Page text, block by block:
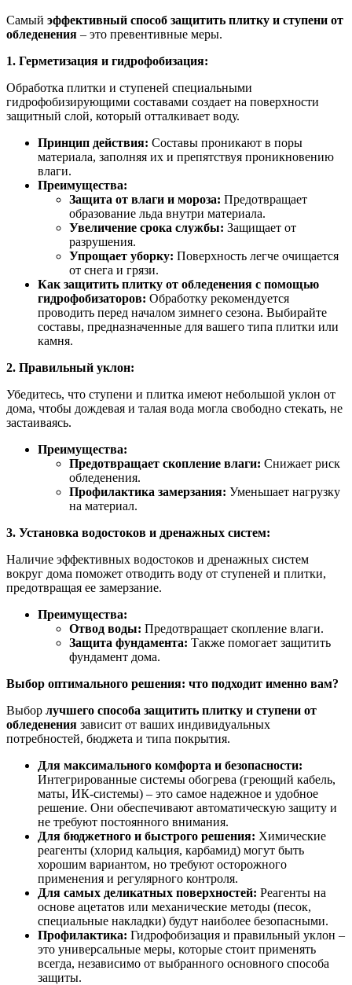
Самый эффективный способ защитить плитку и ступени от
обледенения – это превентивные меры.
1. Герметизация и гидрофобизация:
Обработка плитки и ступеней специальными
гидрофобизирующими составами создает на поверхности
защитный слой, который отталкивает воду.
Принцип действия: Составы проникают в поры
материала, заполняя их и препятствуя проникновению
влаги.
Преимущества:
Защита от влаги и мороза: Предотвращает
образование льда внутри материала.
Увеличение срока службы: Защищает от
разрушения.
Упрощает уборку: Поверхность легче очищается
от снега и грязи.
Как защитить плитку от обледенения с помощью
гидрофобизаторов: Обработку рекомендуется
проводить перед началом зимнего сезона. Выбирайте
составы, предназначенные для вашего типа плитки или
камня.
2. Правильный уклон:
Убедитесь, что ступени и плитка имеют небольшой уклон от
дома, чтобы дождевая и талая вода могла свободно стекать, не
застаиваясь.
Преимущества:
Предотвращает скопление влаги: Снижает риск
обледенения.
Профилактика замерзания: Уменьшает нагрузку
на материал.
3. Установка водостоков и дренажных систем:
Наличие эффективных водостоков и дренажных систем
вокруг дома поможет отводить воду от ступеней и плитки,
предотвращая ее замерзание.
Преимущества:
Отвод воды: Предотвращает скопление влаги.
Защита фундамента: Также помогает защитить
фундамент дома.
Выбор оптимального решения: что подходит именно вам?
Выбор лучшего способа защитить плитку и ступени от
обледенения зависит от ваших индивидуальных
потребностей, бюджета и типа покрытия.
Для максимального комфорта и безопасности:
Интегрированные системы обогрева (греющий кабель,
маты, ИК-системы) – это самое надежное и удобное
решение. Они обеспечивают автоматическую защиту и
не требуют постоянного внимания.
Для бюджетного и быстрого решения: Химические
реагенты (хлорид кальция, карбамид) могут быть
хорошим вариантом, но требуют осторожного
применения и регулярного контроля.
Для самых деликатных поверхностей: Реагенты на
основе ацетатов или механические методы (песок,
специальные накладки) будут наиболее безопасными.
Профилактика: Гидрофобизация и правильный уклон –
это универсальные меры, которые стоит применять
всегда, независимо от выбранного основного способа
защиты.